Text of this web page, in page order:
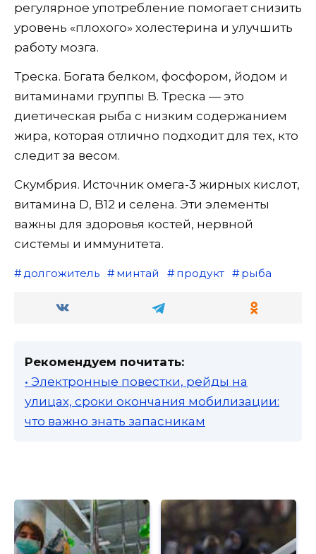
регулярное употребление помогает снизить
уровень «плохого» холестерина и улучшить
работу мозга.
Треска. Богата белком, фосфором, йодом и
витаминами группы B. Треска — это
диетическая рыба с низким содержанием
жира, которая отлично подходит для тех, кто
следит за весом.
Скумбрия. Источник омега-3 жирных кислот,
витамина D, B12 и селена. Эти элементы
важны для здоровья костей, нервной
системы и иммунитета.
долгожитель минтай продукт рыба
Рекомендуем почитать:
• Электронные повестки, рейды на
улицах, сроки окончания мобилизации:
что важно знать запасникам